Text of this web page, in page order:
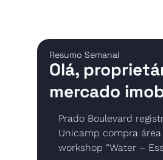
Resumo Semanal
Olá,
mercado
Prado Boulevard
Unicamp compra
workshop “Water –